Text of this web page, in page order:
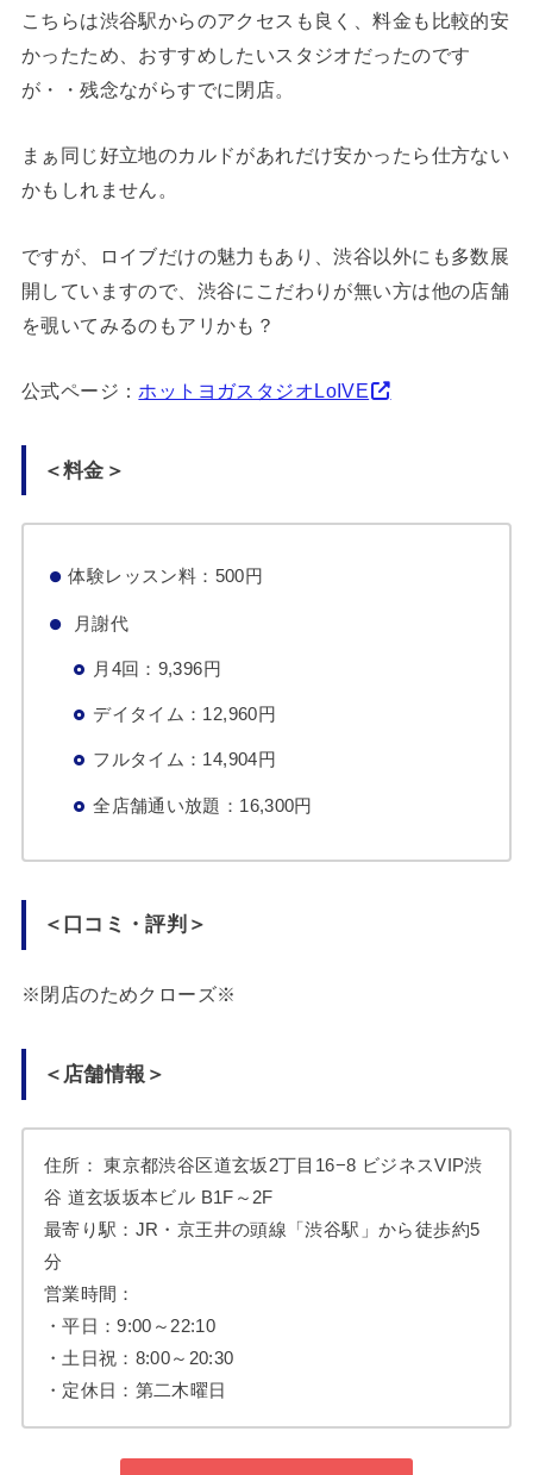
こちらは渋谷駅からのアクセスも良く、料金も比較的安
かったため、おすすめしたいスタジオだったのです
が・・残念ながらすでに閉店。
まぁ同じ好立地のカルドがあれだけ安かったら仕方ない
かもしれません。
ですが、ロイブだけの魅力もあり、渋谷以外にも多数展
開していますので、渋谷にこだわりが無い方は他の店舗
を覗いてみるのもアリかも？
公式ページ： ホットヨガスタジオLoIVE
＜料金＞
体験レッスン料：500円
月謝代
月4回：9,396円
デイタイム：12,960円
フルタイム：14,904円
全店舗通い放題：16,300円
＜口コミ・評判＞
※閉店のためクローズ※
＜店舗情報＞
住所： 東京都渋谷区道玄坂2丁目16−8 ビジネスVIP渋
谷 道玄坂坂本ビル B1F～2F
最寄り駅：JR・京王井の頭線「渋谷駅」から徒歩約5
分
営業時間：
・平日：9:00～22:10
・土日祝：8:00～20:30
・定休日：第二木曜日